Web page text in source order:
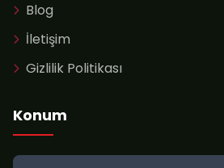
Blog
İletişim
Gizlilik Politikası
Konum